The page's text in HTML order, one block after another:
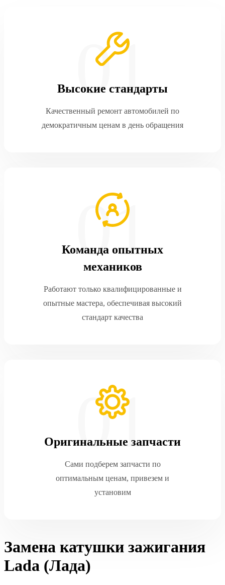
Высокие стандарты
Качественный ремонт автомобилей по
демократичным ценам в день обращения
Команда опытных
механиков
Работают только квалифицированные и
опытные мастера, обеспечивая высокий
стандарт качества
Оригинальные запчасти
Сами подберем запчасти по
оптимальным ценам, привезем и
установим
Замена катушки зажигания
Lada (Лада)